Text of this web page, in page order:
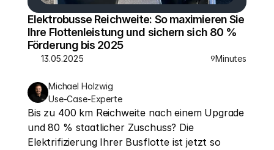
Elektrobusse Reichweite: So maximieren Sie
Ihre Flottenleistung und sichern sich 80 %
Förderung bis 2025
13.05.2025 9Minutes
Michael Holzwig
Use-Case-Experte
Bis zu 400 km Reichweite nach einem Upgrade
und 80 % staatlicher Zuschuss? Die
Elektrifizierung Ihrer Busflotte ist jetzt so